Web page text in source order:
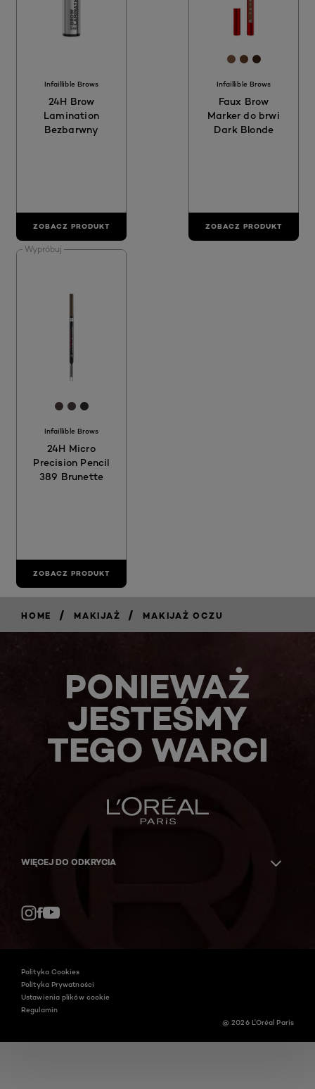
Infaillible Brows
24H Brow
Lamination
Bezbarwny
ZOBACZ PRODUKT
[Color]:
[Color]:
[Color]:
Infaillible Brows
Faux Brow
Marker do brwi
Dark Blonde
ZOBACZ PRODUKT
Wypróbuj
[Color]: #4A3C3A
[Color]: #493F3D
[Color]: #302C2B
Infaillible Brows
24H Micro
Precision Pencil
389 Brunette
ZOBACZ PRODUKT
HOME / MAKIJAŻ / MAKIJAŻ OCZU
PONIEWAŻ
JESTEŚMY
TEGO WARCI
WIĘCEJ DO ODKRYCIA
Polityka Cookies
Polityka Prywatności
Ustawienia plików cookie
Regulamin
@ 2026 L'Oréal Paris